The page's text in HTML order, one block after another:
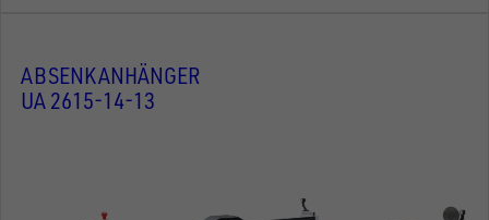
ABSENKANHÄNGER
UA 2615-14-13